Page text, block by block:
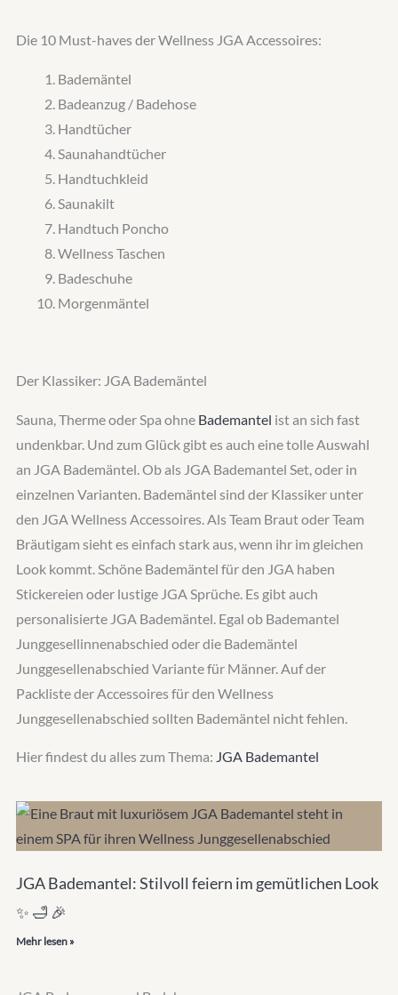
Die 10 Must-haves der Wellness JGA Accessoires:
Bademäntel
Badeanzug / Badehose
Handtücher
Saunahandtücher
Handtuchkleid
Saunakilt
Handtuch Poncho
Wellness Taschen
Badeschuhe
Morgenmäntel
Der Klassiker: JGA Bademäntel
Sauna, Therme oder Spa ohne Bademantel ist an sich fast
undenkbar. Und zum Glück gibt es auch eine tolle Auswahl
an JGA Bademäntel. Ob als JGA Bademantel Set, oder in
einzelnen Varianten. Bademäntel sind der Klassiker unter
den JGA Wellness Accessoires. Als Team Braut oder Team
Bräutigam sieht es einfach stark aus, wenn ihr im gleichen
Look kommt. Schöne Bademäntel für den JGA haben
Stickereien oder lustige JGA Sprüche. Es gibt auch
personalisierte JGA Bademäntel. Egal ob Bademantel
Junggesellinnenabschied oder die Bademäntel
Junggesellenabschied Variante für Männer. Auf der
Packliste der Accessoires für den Wellness
Junggesellenabschied sollten Bademäntel nicht fehlen.
Hier findest du alles zum Thema: JGA Bademantel
JGA Bademantel: Stilvoll feiern im gemütlichen Look
✨ 🛁 🎉
Mehr lesen »